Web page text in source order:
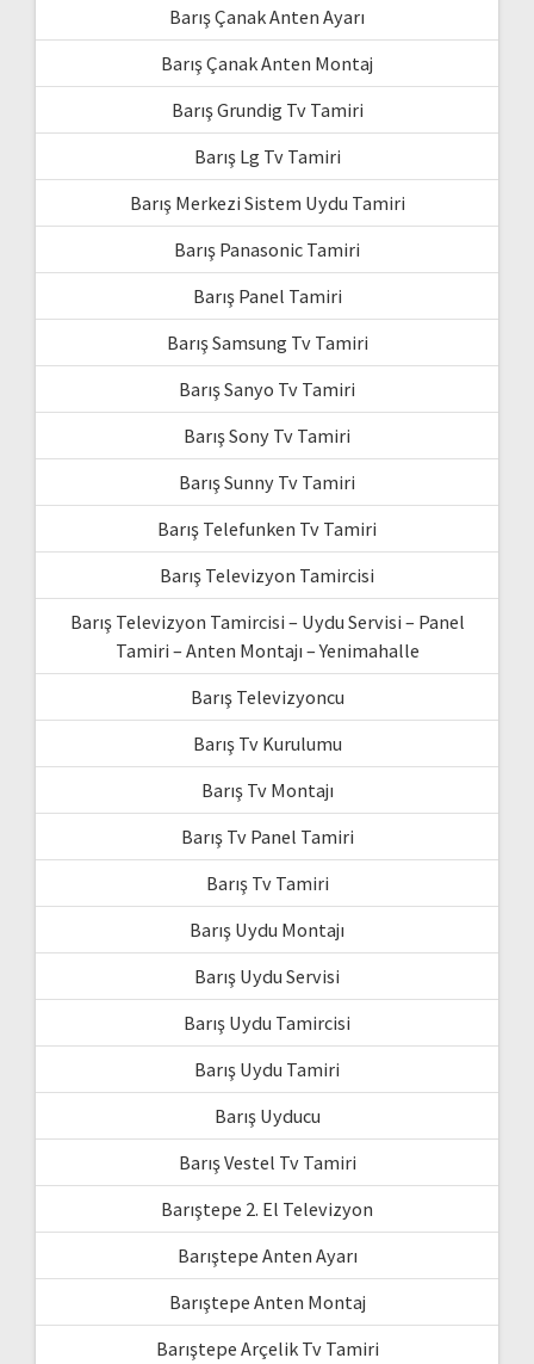
Barış Çanak Anten Ayarı
Barış Çanak Anten Montaj
Barış Grundig Tv Tamiri
Barış Lg Tv Tamiri
Barış Merkezi Sistem Uydu Tamiri
Barış Panasonic Tamiri
Barış Panel Tamiri
Barış Samsung Tv Tamiri
Barış Sanyo Tv Tamiri
Barış Sony Tv Tamiri
Barış Sunny Tv Tamiri
Barış Telefunken Tv Tamiri
Barış Televizyon Tamircisi
Barış Televizyon Tamircisi – Uydu Servisi – Panel
Tamiri – Anten Montajı – Yenimahalle
Barış Televizyoncu
Barış Tv Kurulumu
Barış Tv Montajı
Barış Tv Panel Tamiri
Barış Tv Tamiri
Barış Uydu Montajı
Barış Uydu Servisi
Barış Uydu Tamircisi
Barış Uydu Tamiri
Barış Uyducu
Barış Vestel Tv Tamiri
Barıştepe 2. El Televizyon
Barıştepe Anten Ayarı
Barıştepe Anten Montaj
Barıştepe Arçelik Tv Tamiri